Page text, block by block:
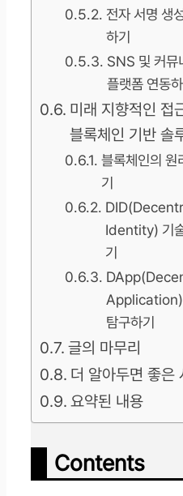
전자 서명 생
하기
SNS 및 커뮤
플랫폼 연동하
미래 지향적인 접
블록체인 기반 솔
블록체인의 원
기
Identity) 기
기
Application)
탐구하기
글의 마무리
더 알아두면 좋은
요약된 내용
Contents